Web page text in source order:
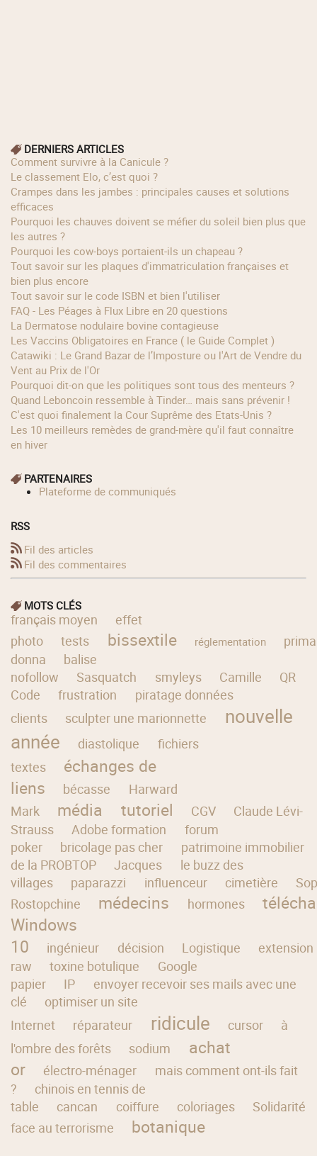
DERNIERS ARTICLES
Comment survivre à la Canicule ?
Le classement Elo, c’est quoi ?
Crampes dans les jambes : principales causes et solutions
efficaces
Pourquoi les chauves doivent se méfier du soleil bien plus que
les autres ?
Pourquoi les cow‑boys portaient‑ils un chapeau ?
Tout savoir sur les plaques d'immatriculation françaises et
bien plus encore
Tout savoir sur le code ISBN et bien l'utiliser
FAQ - Les Péages à Flux Libre en 20 questions
La Dermatose nodulaire bovine contagieuse
Les Vaccins Obligatoires en France ( le Guide Complet )
Catawiki : Le Grand Bazar de l’Imposture ou l'Art de Vendre du
Vent au Prix de l'Or
Pourquoi dit-on que les politiques sont tous des menteurs ?
Quand Leboncoin ressemble à Tinder… mais sans prévenir !
C'est quoi finalement la Cour Suprême des Etats-Unis ?
Les 10 meilleurs remèdes de grand-mère qu'il faut connaître
en hiver
PARTENAIRES
Plateforme de communiqués
RSS
Fil des articles
Fil des commentaires
MOTS CLÉS
français moyen
effet
photo
tests bissextile réglementation
prima
donna
balise
nofollow
Sasquatch smyleys Camille
QR
Code
frustration
piratage données
clients
sculpter une marionnette
nouvelle
année
diastolique
fichiers
textes
échanges de
liens
bécasse
Harward
Mark
média tutoriel CGV
Claude Lévi-
Strauss
Adobe formation
forum
poker
bricolage pas cher
patrimoine immobilier
de la PROBTOP
Jacques
le buzz des
villages
paparazzi influenceur cimetière
Rostopchine
médecins hormones
Windows
10
ingénieur décision Logistique
extension
raw
toxine botulique
Google
papier
IP
envoyer recevoir ses mails avec une
clé
optimiser un site
Internet
réparateur ridicule cursor
à
l'ombre des forêts
sodium
achat
or
électro-ménager
mais comment ont-ils fait
?
chinois en tennis de
table
cancan coiffure coloriages
Solidarité
face au terrorisme
botanique